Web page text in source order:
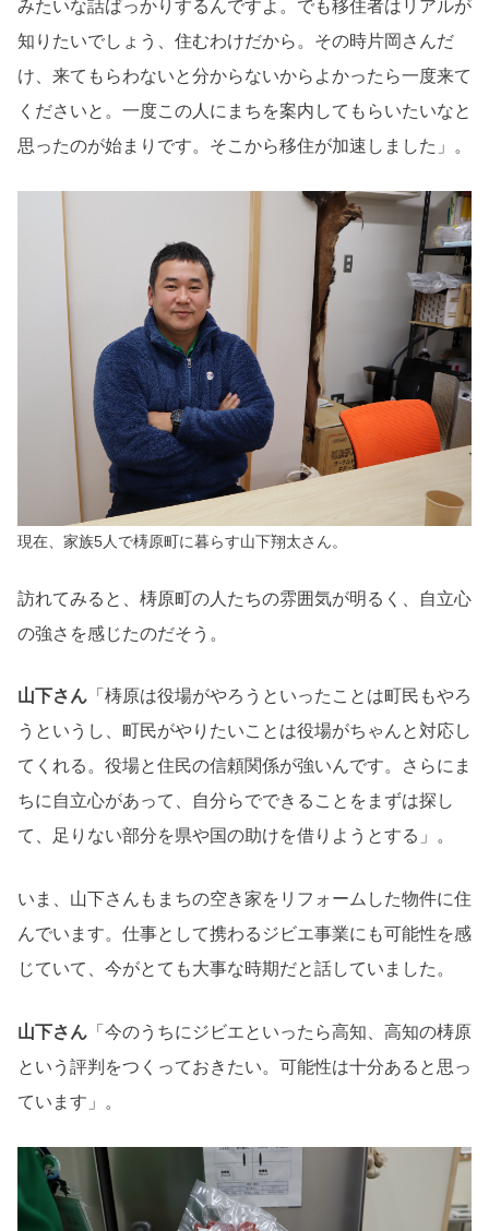
みたいな話ばっかりするんですよ。でも移住者はリアルが
知りたいでしょう、住むわけだから。その時片岡さんだ
け、来てもらわないと分からないからよかったら一度来て
くださいと。一度この人にまちを案内してもらいたいなと
思ったのが始まりです。そこから移住が加速しました」。
現在、家族5人で梼原町に暮らす山下翔太さん。
訪れてみると、梼原町の人たちの雰囲気が明るく、自立心
の強さを感じたのだそう。
山下さん 「梼原は役場がやろうといったことは町民もやろ
うというし、町民がやりたいことは役場がちゃんと対応し
てくれる。役場と住民の信頼関係が強いんです。さらにま
ちに自立心があって、自分らでできることをまずは探し
て、足りない部分を県や国の助けを借りようとする」。
いま、山下さんもまちの空き家をリフォームした物件に住
んでいます。仕事として携わるジビエ事業にも可能性を感
じていて、今がとても大事な時期だと話していました。
山下さん 「今のうちにジビエといったら高知、高知の梼原
という評判をつくっておきたい。可能性は十分あると思っ
ています」。